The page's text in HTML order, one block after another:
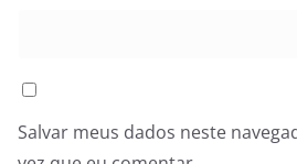
Salvar meus dados neste